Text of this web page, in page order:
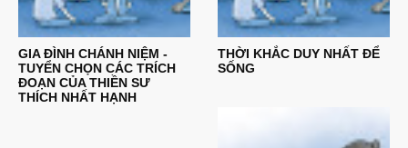
GIA ĐÌNH CHÁNH NIỆM -
TUYỂN CHỌN CÁC TRÍCH
ĐOẠN CỦA THIỀN SƯ
THÍCH NHẤT HẠNH
THỜI KHẮC DUY NHẤT ĐỂ
SỐNG